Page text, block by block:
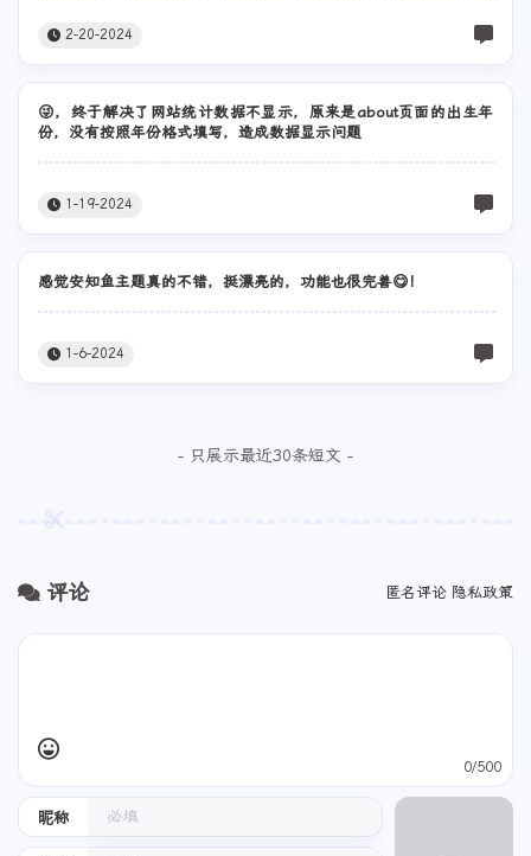
2-20-2024
😜，终于解决了网站统计数据不显示，原来是about页面的出生年
份，没有按照年份格式填写，造成数据显示问题
1-19-2024
感觉安知鱼主题真的不错，挺漂亮的，功能也很完善😋！
1-6-2024
- 只展示最近30条短文 -
评论 匿名评论 隐私政策
昵称
0/500